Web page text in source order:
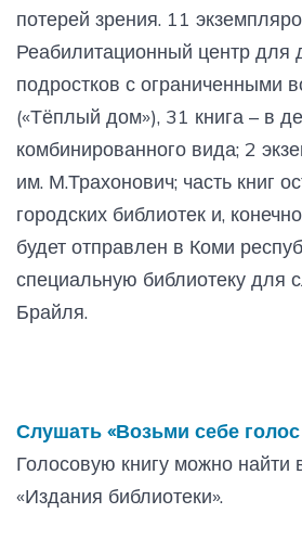
потерей зрения. 11
Реабилитационный центр для
подростков с ограниченными
(«Тёплый дом»), 31 книга – в
комбинированного вида; 2
им. М.Трахонович; часть книг
городских библиотек и,
будет отправлен в Коми
специальную библиотеку для
Брайля.
Слушать «Возьми себе
Голосовую книгу можно найти
«Издания библиотеки».